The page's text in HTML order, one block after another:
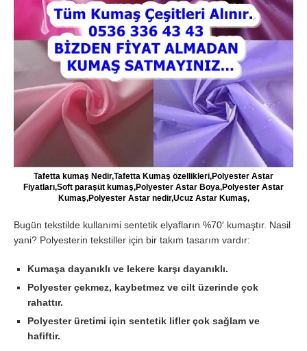
Tafetta kumaş Nedir,Tafetta Kumaş özellikleri,Polyester Astar
Fiyatları,Soft paraşüt kumaş,Polyester Astar Boya,Polyester Astar
Kumaş,Polyester Astar nedir,Ucuz Astar Kumaş,
Bugün tekstilde kullanımi sentetik elyafların %70′ kumaştır. Nasil
yani? Polyesterin tekstiller için bir takım tasarım vardır:
Kumaşa dayanıklı ve lekere karşı dayanıklı.
Polyester çekmez, kaybetmez ve cilt üzerinde çok
rahattır.
Polyester üretimi için sentetik lifler çok sağlam ve
hafiftir.